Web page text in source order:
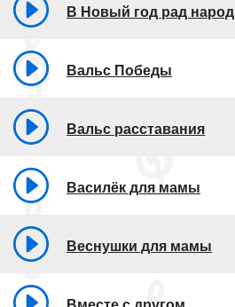
В Новый год рад народ
Вальс Победы
Вальс расставания
Василёк для мамы
Веснушки для мамы